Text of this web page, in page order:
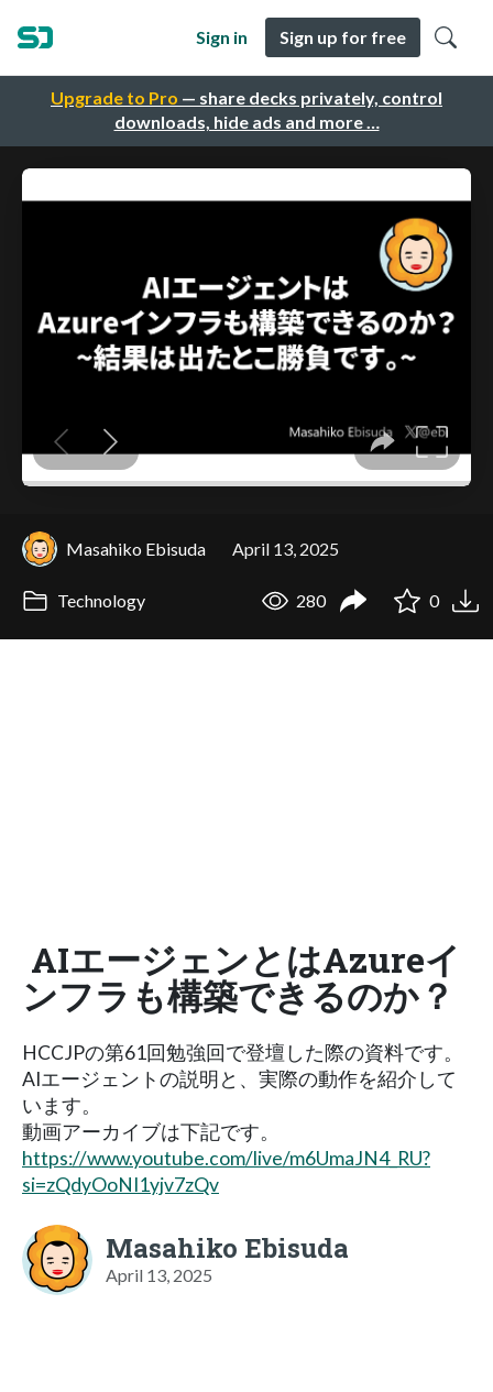
Upgrade to Pro — share decks privately, control
downloads, hide ads and more …
Sign in Sign up for free
Masahiko Ebisuda April 13, 2025
Technology 280 0
AIエージェンとはAzureイ
ンフラも構築できるのか？
HCCJPの第61回勉強回で登壇した際の資料です。
AIエージェントの説明と、実際の動作を紹介して
います。
動画アーカイブは下記です。
https://www.youtube.com/live/m6UmaJN4_RU?
si=zQdyOoNI1yjv7zQv
Masahiko Ebisuda
April 13, 2025